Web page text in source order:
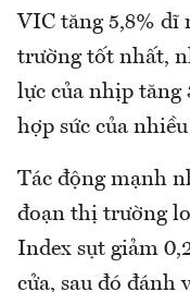
VIC tăng 5,8% dĩ
trường tốt nhất,
lực của nhịp tăng
hợp sức của
Tác động mạnh
đoạn thị trường
Index sụt giảm
cửa, sau đó đánh